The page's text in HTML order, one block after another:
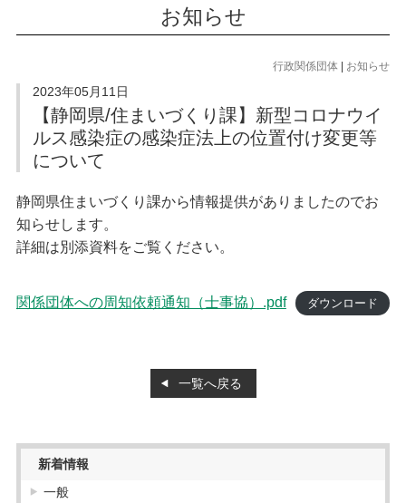
建築士事務所とは
建築相談窓口
定期無料建築相談会
苦情解決相談依頼
建築物等調査依頼
業務関係
耐震業務
お知らせ
協会概要
入会案内
協会への入会方法
建築士事務所登録関係
登録の申請（新規・更新）
登録証明書・閲覧
耐震業務
耐震評定委員会等開催日程
リンク
プライバシーポリシー
当協会へ入会をご検討の方へ動画をご覧ください
仲間ができる編
講習会・セミナー編
お知らせ
行政関係団体 お知らせ
2023年05月11日
【静岡県/住まいづくり課】新型コロナウイ
ルス感染症の感染症法上の位置付け変更等
について
静岡県住まいづくり課から情報提供がありましたのでお
知らせします。
詳細は別添資料をご覧ください。
関係団体への周知依頼通知（士事協）.pdf ダウンロード
一覧へ戻る
新着情報
一般